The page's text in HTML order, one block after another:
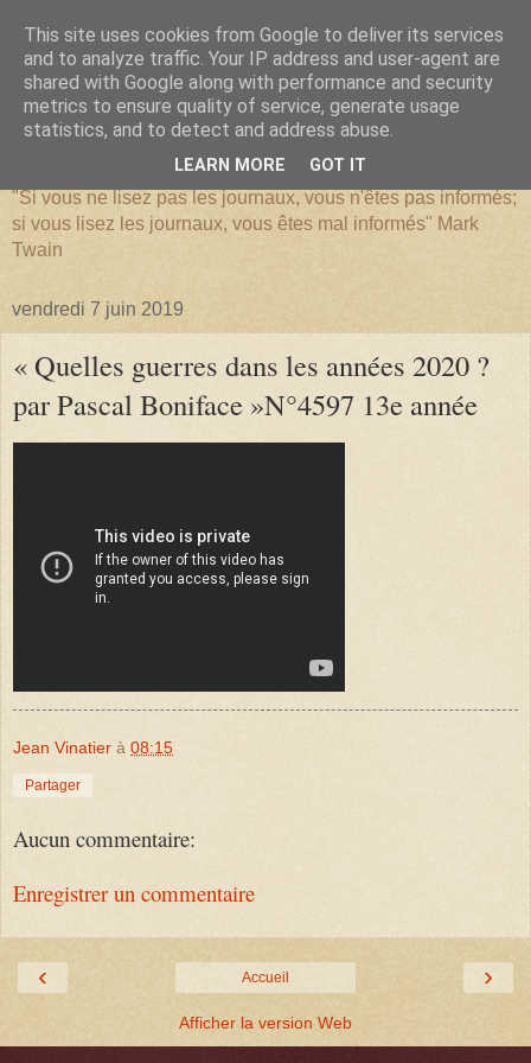
SERIATIM
"Si vous ne lisez pas les journaux, vous n'êtes pas informés;
si vous lisez les journaux, vous êtes mal informés" Mark
Twain
vendredi 7 juin 2019
« Quelles guerres dans les années 2020 ?
par Pascal Boniface »N°4597 13e année
Jean Vinatier à 08:15
Partager
Aucun commentaire:
Enregistrer un commentaire
‹ ›
Accueil
Afficher la version Web
This site uses cookies from Google to deliver its services
and to analyze traffic. Your IP address and user-agent are
shared with Google along with performance and security
metrics to ensure quality of service, generate usage
statistics, and to detect and address abuse.
LEARN MORE GOT IT